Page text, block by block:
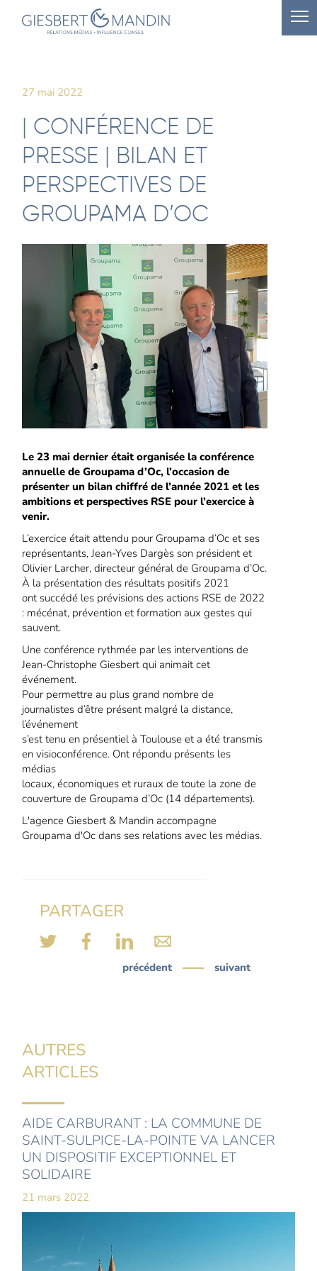
27 mai 2022
| CONFÉRENCE DE
PRESSE | BILAN ET
PERSPECTIVES DE
GROUPAMA D’OC
Le 23 mai dernier était organisée la conférence
annuelle de Groupama d’Oc, l’occasion de
présenter un bilan chiffré de l’année 2021 et les
ambitions et perspectives RSE pour l’exercice à
venir.
L’exercice était attendu pour Groupama d’Oc et ses
représentants, Jean-Yves Dargès son président et
Olivier Larcher, directeur général de Groupama d’Oc.
À la présentation des résultats positifs 2021
ont succédé les prévisions des actions RSE de 2022
: mécénat, prévention et formation aux gestes qui
sauvent.
Une conférence rythmée par les interventions de
Jean-Christophe Giesbert qui animait cet
événement.
Pour permettre au plus grand nombre de
journalistes d’être présent malgré la distance,
l’événement
s’est tenu en présentiel à Toulouse et a été transmis
en visioconférence. Ont répondu présents les
médias
locaux, économiques et ruraux de toute la zone de
couverture de Groupama d’Oc (14 départements).
L'agence Giesbert & Mandin accompagne
Groupama d'Oc dans ses relations avec les médias.
PARTAGER
précédent suivant
AUTRES
ARTICLES
AIDE CARBURANT : LA COMMUNE DE
SAINT-SULPICE-LA-POINTE VA LANCER
UN DISPOSITIF EXCEPTIONNEL ET
SOLIDAIRE
21 mars 2022